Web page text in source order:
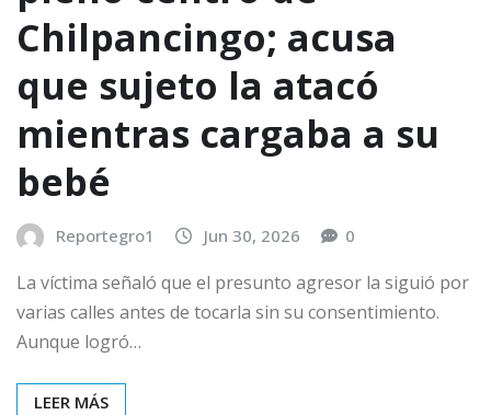
Chilpancingo; acusa
que sujeto la atacó
mientras cargaba a su
bebé
Reportegro1 Jun 30, 2026 0
La víctima señaló que el presunto agresor la siguió por
varias calles antes de tocarla sin su consentimiento.
Aunque logró…
LEER MÁS